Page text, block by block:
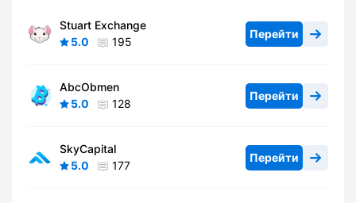
Stuart Exchange
5.0
195
Перейти
AbcObmen
5.0
128
Перейти
SkyCapital
5.0
177
Перейти